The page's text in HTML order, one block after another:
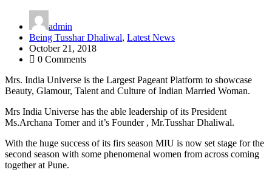
admin
Being Tusshar Dhaliwal, Latest News
October 21, 2018
0 Comments
Mrs. India Universe is the Largest Pageant Platform to showcase
Beauty, Glamour, Talent and Culture of Indian Married Woman.
Mrs India Universe has the able leadership of its President
Ms.Archana Tomer and it’s Founder , Mr.Tusshar Dhaliwal.
With the huge success of its firs season MIU is now set stage for the
second season with some phenomenal women from across coming
together at Pune.